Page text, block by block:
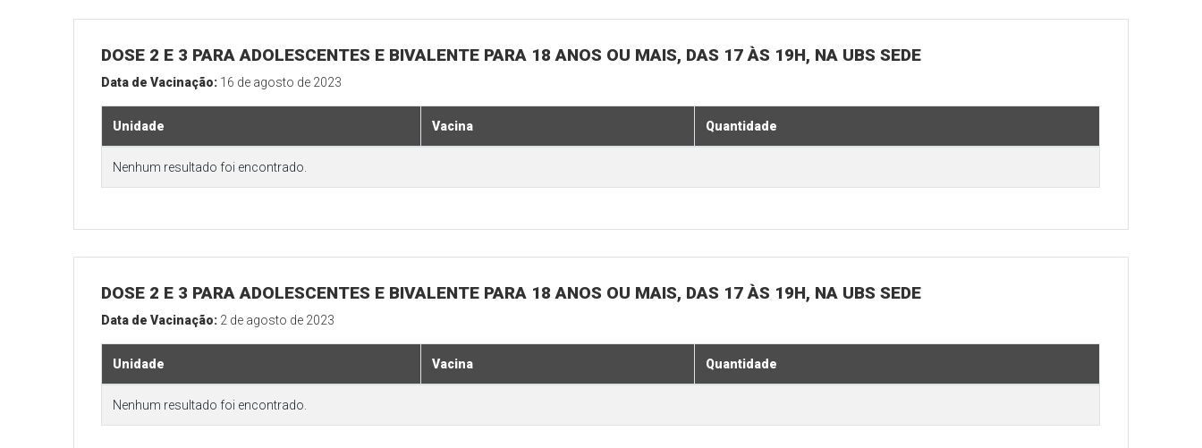
DOSE 2 E 3 PARA ADOLESCENTES E BIVALENTE PARA 18 ANOS OU MAIS, DAS 17 ÀS 19H, NA UBS SEDE
Data de Vacinação: 16 de agosto de 2023
Unidade Vacina Quantidade
Nenhum resultado foi encontrado.
DOSE 2 E 3 PARA ADOLESCENTES E BIVALENTE PARA 18 ANOS OU MAIS, DAS 17 ÀS 19H, NA UBS SEDE
Data de Vacinação: 2 de agosto de 2023
Unidade Vacina Quantidade
Nenhum resultado foi encontrado.